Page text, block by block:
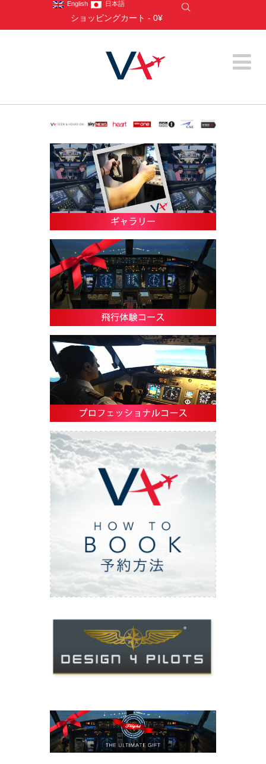
English 日本語
ショッピングカート - 0¥
ご予約方法